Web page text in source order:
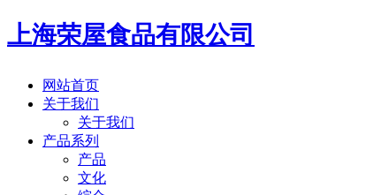
上海荣屋食品有限公司
网站首页
关于我们
关于我们
产品系列
产品
文化